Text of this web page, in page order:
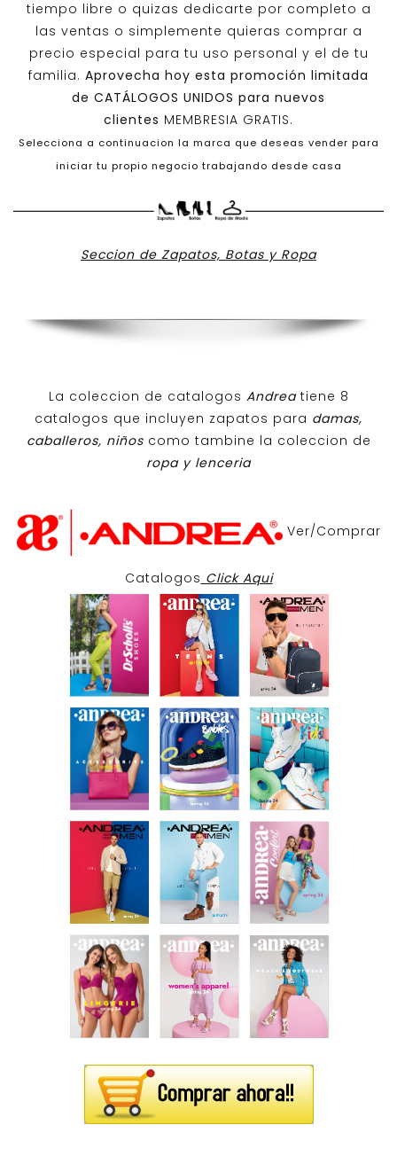
tiempo libre o quizas dedicarte por completo a
las ventas o simplemente quieras comprar a
precio especial para tu uso personal y el de tu
familia. Aprovecha hoy esta promoción limitada
de CATÁLOGOS UNIDOS para nuevos
clientes MEMBRESIA GRATIS.
Selecciona a continuacion la marca que deseas vender para
iniciar tu propio negocio trabajando desde casa
Seccion de Zapatos, Botas y Ropa
La coleccion de catalogos Andreatiene 8
catalogos que incluyen zapatos para damas,
caballeros, niños como tambine la coleccion de
ropa y lenceria
Ver/Comprar
Catalogos Click Aqui